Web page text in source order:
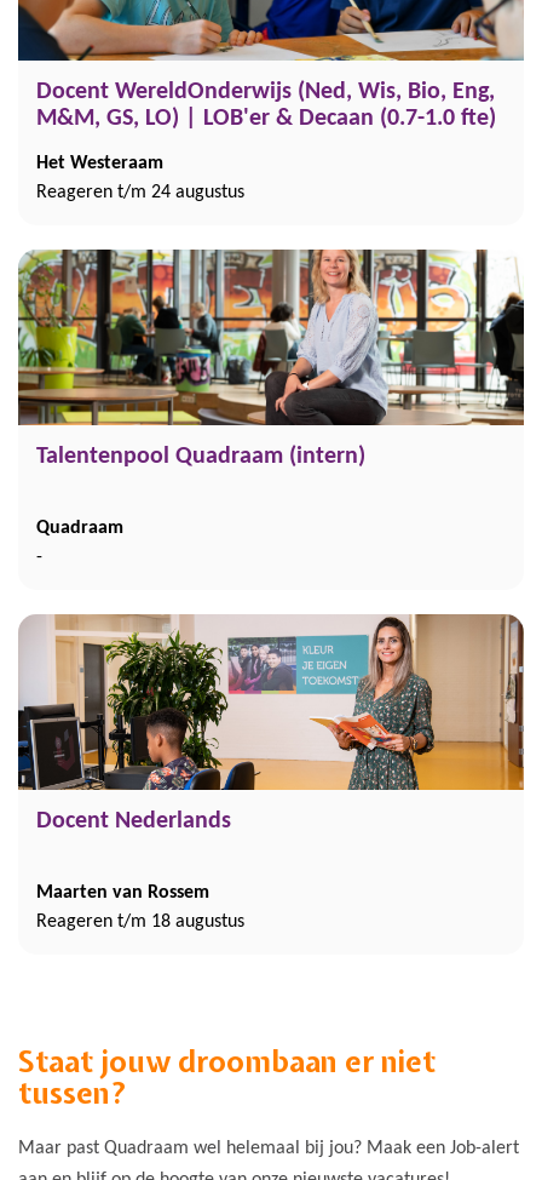
Docent WereldOnderwijs (Ned, Wis, Bio, Eng,
M&M, GS, LO) | LOB'er & Decaan (0.7-1.0 fte)
Het Westeraam
Reageren t/m 24 augustus
Talentenpool Quadraam (intern)
Quadraam
-
Docent Nederlands
Maarten van Rossem
Reageren t/m 18 augustus
Staat jouw droombaan er niet
tussen?
Maar past Quadraam wel helemaal bij jou? Maak een Job-alert